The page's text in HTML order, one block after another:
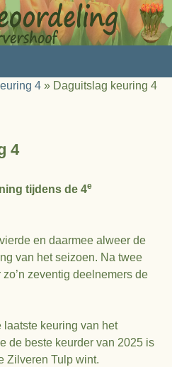
4 » Daguitslag keuring 4
4
tijdens de 4e
en daarmee alweer de
van het seizoen. Na twee
zeventig deelnemers de
keuring van het
de beste keurder van 2025 is
Zilveren Tulp wint.